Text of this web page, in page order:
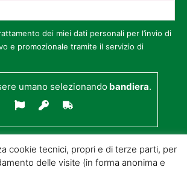
dei miei dati personali per l’invio di
e promozionale tramite il servizio di
umano selezionando bandiera.
cookie tecnici, propri e di terze parti, per
delle visite (in forma anonima e